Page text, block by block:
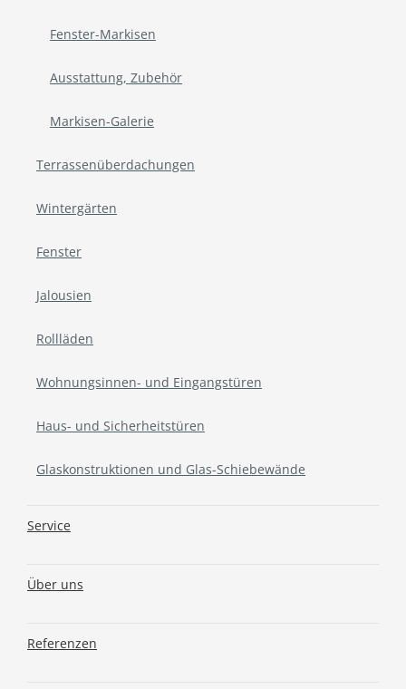
Fenster-Markisen
Ausstattung, Zubehör
Markisen-Galerie
Terrassenüberdachungen
Wintergärten
Fenster
Jalousien
Rollläden
Wohnungsinnen- und Eingangstüren
Haus- und Sicherheitstüren
Glaskonstruktionen und Glas-Schiebewände
Service
Über uns
Referenzen